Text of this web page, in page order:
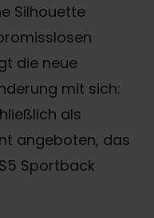
Silhouette
die neue
mit sich:
als
angeboten, das
Sportback